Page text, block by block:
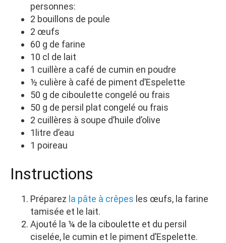
personnes:
2 bouillons de poule
2 œufs
60 g de farine
10 cl de lait
1 cuillère a café de cumin en poudre
½ culière à café de piment d’Espelette
50 g de ciboulette congelé ou frais
50 g de persil plat congelé ou frais
2 cuillères à soupe d’huile d’olive
1litre d’eau
1 poireau
Instructions
Préparez la pâte à crêpes les œufs, la farine
tamisée et le lait.
Ajouté la ¼ de la ciboulette et du persil
ciselée, le cumin et le piment d’Espelette.